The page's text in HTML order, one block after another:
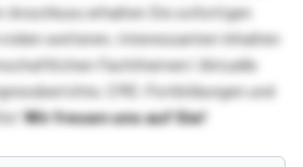
Anschluss erhalten Sie sofortigen
vielen weiteren, interessanten Inhalten
Fachthemen! Aktuelle
CME-Fortbildungen und
Wir freuen uns auf Sie!